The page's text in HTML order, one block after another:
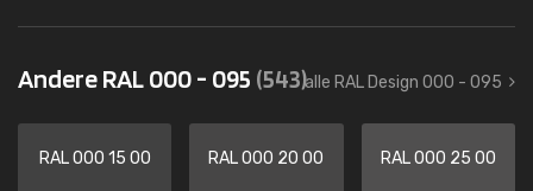
Andere RAL 000 - 095 (543)alle RAL Design 000 - 095
RAL 000 15 00 RAL 000 20 00 RAL 000 25 00